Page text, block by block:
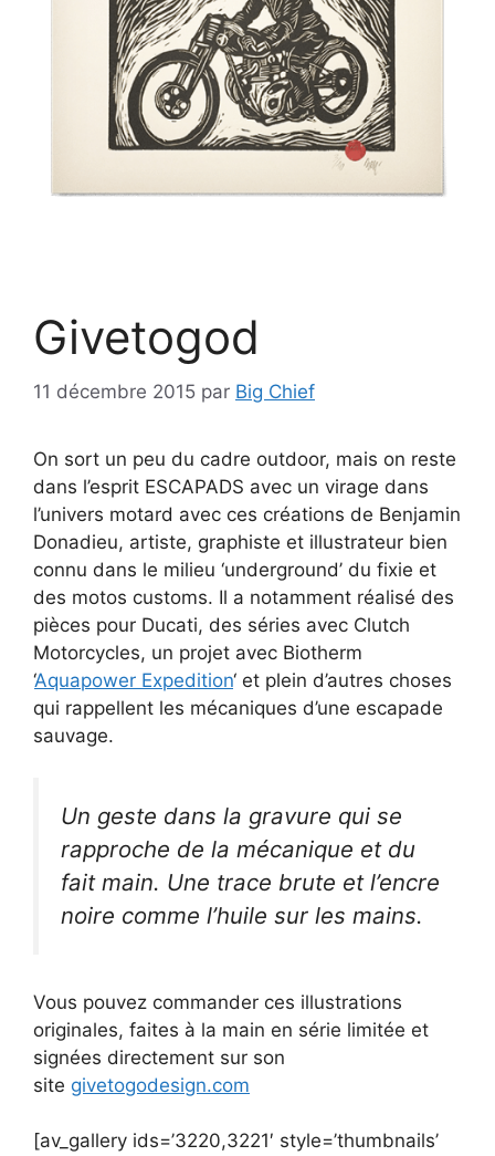
Givetogod
11 décembre 2015 par Big Chief
On sort un peu du cadre outdoor, mais on reste
dans l’esprit ESCAPADS avec un virage dans
l’univers motard avec ces créations de Benjamin
Donadieu, artiste, graphiste et illustrateur bien
connu dans le milieu ‘underground’ du fixie et
des motos customs. Il a notamment réalisé des
pièces pour Ducati, des séries avec Clutch
Motorcycles, un projet avec Biotherm
‘Aquapower Expedition‘ et plein d’autres choses
qui rappellent les mécaniques d’une escapade
sauvage.
Un geste dans la gravure qui se
rapproche de la mécanique et du
fait main. Une trace brute et l’encre
noire comme l’huile sur les mains.
Vous pouvez commander ces illustrations
originales, faites à la main en série limitée et
signées directement sur son
site givetogodesign.com
[av_gallery ids=’3220,3221′ style=’thumbnails’